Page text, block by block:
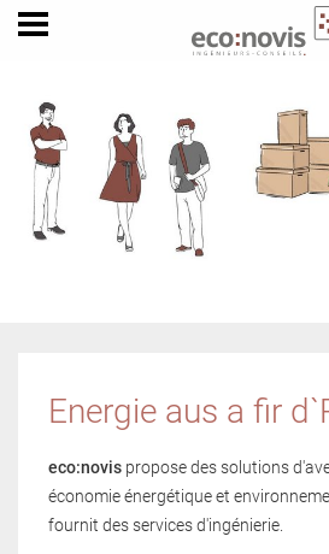
Energie aus a fir
eco:novis propose des solutions
économie énergétique et
fournit des services d'ingénierie.